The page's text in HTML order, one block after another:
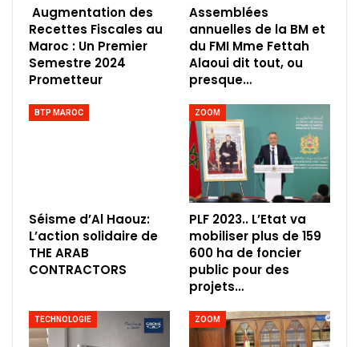
Augmentation des
Recettes Fiscales au
Maroc : Un Premier
Semestre 2024
Prometteur
Assemblées
annuelles de la BM et
du FMI Mme Fettah
Alaoui dit tout, ou
presque…
BTP MAROC
Séisme d’Al Haouz:
L’action solidaire de
THE ARAB
CONTRACTORS
ZOOM
PLF 2023.. L’Etat va
mobiliser plus de 159
600 ha de foncier
public pour des
projets…
TECHNOLOGIE ZOOM